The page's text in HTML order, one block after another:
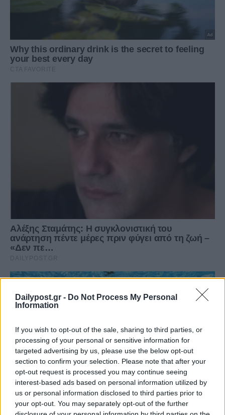
Dailypost.gr - Do Not Process My Personal
Information
If you wish to opt-out of the sale, sharing to third parties, or
processing of your personal or sensitive information for
targeted advertising by us, please use the below opt-out
section to confirm your selection. Please note that after your
opt-out request is processed you may continue seeing
interest-based ads based on personal information utilized by
us or personal information disclosed to third parties prior to
your opt-out. You may separately opt-out of the further